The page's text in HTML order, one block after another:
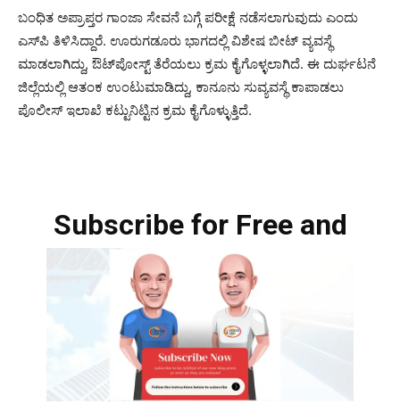
ಬಂಧಿತ ಅಪ್ರಾಪ್ತರ ಗಾಂಜಾ ಸೇವನೆ ಬಗ್ಗೆ ಪರೀಕ್ಷೆ ನಡೆಸಲಾಗುವುದು ಎಂದು
ಎಸ್‌ಪಿ ತಿಳಿಸಿದ್ದಾರೆ. ಊರುಗಡೂರು ಭಾಗದಲ್ಲಿ ವಿಶೇಷ ಬೀಟ್ ವ್ಯವಸ್ಥೆ
ಮಾಡಲಾಗಿದ್ದು, ಔಟ್‌ಪೋಸ್ಟ್ ತೆರೆಯಲು ಕ್ರಮ ಕೈಗೊಳ್ಳಲಾಗಿದೆ. ಈ ದುರ್ಘಟನೆ
ಜಿಲ್ಲೆಯಲ್ಲಿ ಆತಂಕ ಉಂಟುಮಾಡಿದ್ದು, ಕಾನೂನು ಸುವ್ಯವಸ್ಥೆ ಕಾಪಾಡಲು
ಪೊಲೀಸ್ ಇಲಾಖೆ ಕಟ್ಟುನಿಟ್ಟಿನ ಕ್ರಮ ಕೈಗೊಳ್ಳುತ್ತಿದೆ.
Subscribe for Free and